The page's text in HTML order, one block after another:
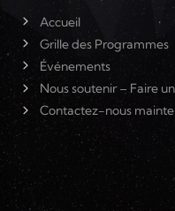
Accueil
Grille des Programmes
Événements
Nous soutenir – Faire
Contactez-nous